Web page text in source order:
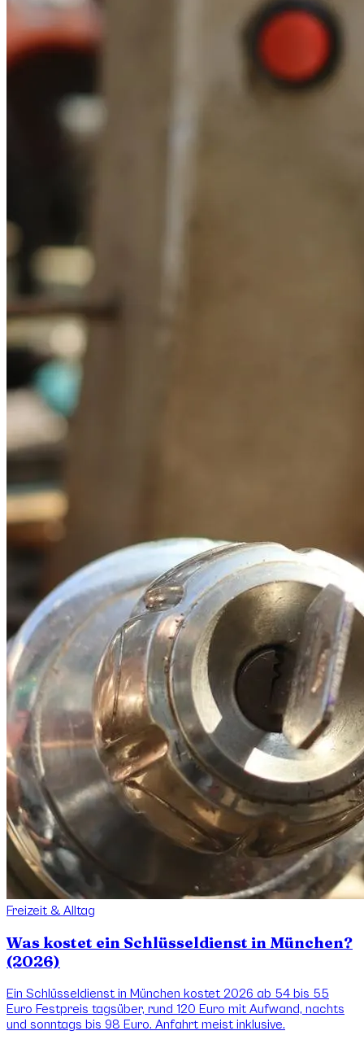
Freizeit & Alltag
Was kostet ein Schlüsseldienst in München?
(2026)
Ein Schlüsseldienst in München kostet 2026 ab 54 bis 55
Euro Festpreis tagsüber, rund 120 Euro mit Aufwand, nachts
und sonntags bis 98 Euro. Anfahrt meist inklusive.